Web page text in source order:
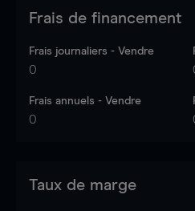
Frais de financement
Frais journaliers - Vendre
0
Frais annuels - Vendre
0
Taux de marge